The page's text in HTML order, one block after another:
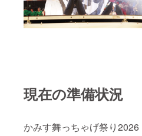
現在の準備状況
かみす舞っちゃげ祭り2026